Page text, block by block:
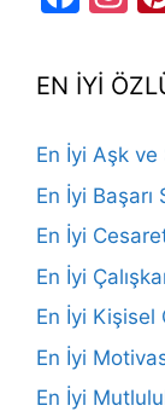
EN İYİ
En İyi Aşk
En İyi Başarı
En İyi
En İyi
En İyi Kişisel
En İyi
En İyi